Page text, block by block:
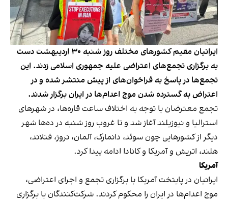
ایرانیان مقیم کشورهای مختلف روز شنبه ۳۰ اردیبهشت دست
به برگزاری تجمع‌های اعتراضی علیه جمهوری اسلامی زدند. این
تجمع‌ها در پاسخ به فراخوان‌های از پیش منتشر شده و در
اعتراض به گسترده شدن موج اعدام‌ها در ایران برگزار شدند.
تجمع معترضان با توجه به اختلاف ساعت قاره‌ها، در شهرهای
استرالیا و نیوزیلند آغاز شد و تا غروب روز شنبه در ده‌ها شهر
دیگر از کشورهایی چون سوئد، دانمارک، آلمان، نروژ، فنلاند،
هلند، اتریش و آمریکا و کانادا ادامه پیدا کرد.
آمریکا
ایرانیان در پایتخت آمریکا با برگزاری تجمع و اجرای اعتراضی،
موج اعدام‌ها در ایران را محکوم کردند. شرکت‌کنندگان با برگزاری